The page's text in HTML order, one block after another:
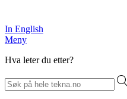
In English
Meny
Hva leter du etter?